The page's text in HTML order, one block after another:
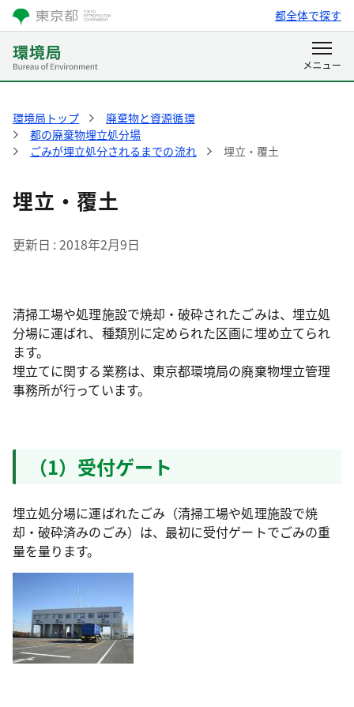
都全体で探す
環境局トップ
廃棄物と資源循環
都の廃棄物埋立処分場
ごみが埋立処分されるまでの流れ
埋立・覆土
埋立・覆土
更新日 2018年2月9日
清掃工場や処理施設で焼却・破砕されたごみは、埋立処
分場に運ばれ、種類別に定められた区画に埋め立てられ
ます。
埋立てに関する業務は、東京都環境局の廃棄物埋立管理
事務所が行っています。
（1）受付ゲート
埋立処分場に運ばれたごみ（清掃工場や処理施設で焼
却・破砕済みのごみ）は、最初に受付ゲートでごみの重
量を量ります。